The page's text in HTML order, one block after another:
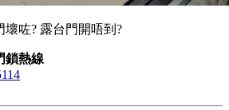
壞咗? 露台門開唔到?
鎖熱線